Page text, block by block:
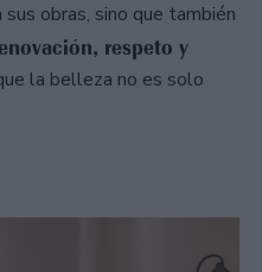
obras, sino que también
respeto y
la belleza no es solo